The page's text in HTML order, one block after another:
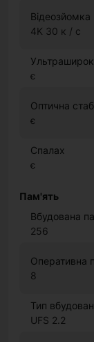
Відеозйомка
4K 30 к / с
є
Оптична
є
Спалах
є
Пам'ять
Вбудована
256
Оперативна
8
Тип
UFS 2.2